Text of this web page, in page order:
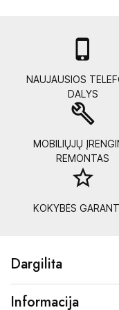

NAUJAUSIOS
DALYS
build
MOBILIŲJŲ
REMONTAS
star_border
KOKYBĖS
Dargilita
Informacija